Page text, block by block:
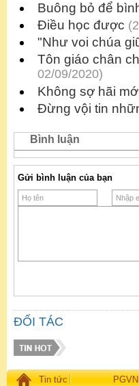
Buông bỏ để
Điều học được
"Như voi chúa
Tôn giáo chân
02/09/2020)
Không sợ hãi
Đừng vội tin
Bình luận
Gửi bình luận của bạn
ĐỐI TÁC
Tin tức PGVN